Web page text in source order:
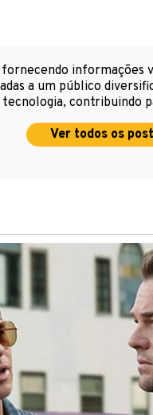
informações
a um público
contribuindo
Ver todos os